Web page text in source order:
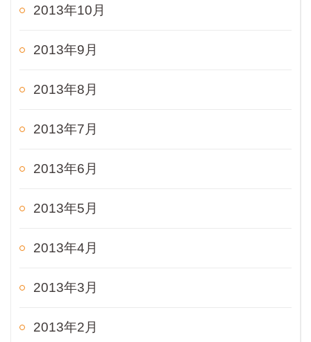
2013年10月
2013年9月
2013年8月
2013年7月
2013年6月
2013年5月
2013年4月
2013年3月
2013年2月